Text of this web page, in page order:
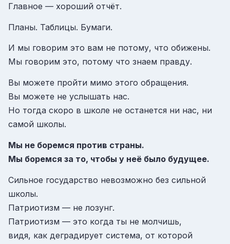
Главное — хороший отчёт.
Планы. Таблицы. Бумаги.
И мы говорим это вам не потому, что обижены.
Мы говорим это, потому что знаем правду.
Вы можете пройти мимо этого обращения.
Вы можете не услышать нас.
Но тогда скоро в школе не останется ни нас, ни
самой школы.
Мы не боремся против страны.
Мы боремся за то, чтобы у неё было будущее.
Сильное государство невозможно без сильной
школы.
Патриотизм — не лозунг.
Патриотизм — это когда ты не молчишь,
видя, как деградирует система, от которой